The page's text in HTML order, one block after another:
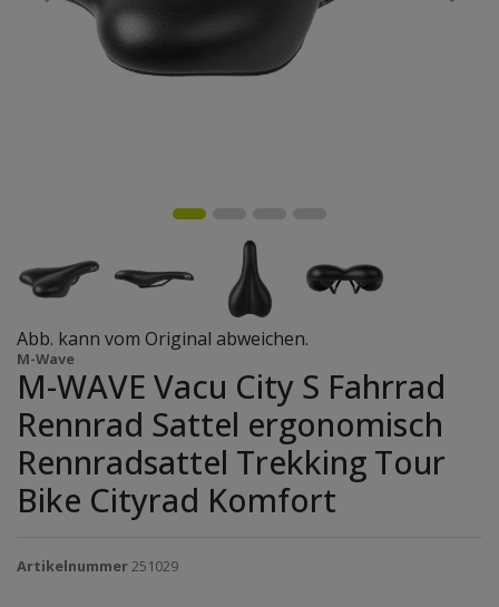
Abb. kann vom Original abweichen.
M-Wave
M-WAVE Vacu City S Fahrrad
Rennrad Sattel ergonomisch
Rennradsattel Trekking Tour
Bike Cityrad Komfort
Artikelnummer251029